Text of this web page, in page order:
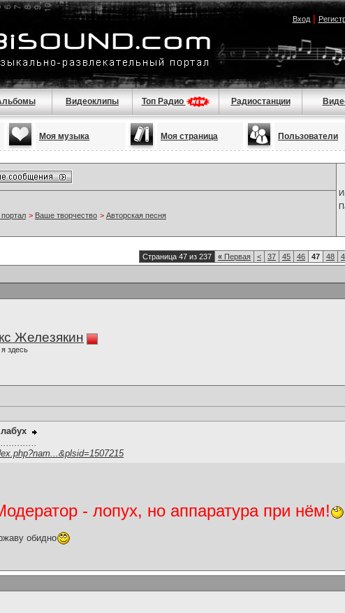
Вход|
Видеоклипы Топ Радио Радиостанции
Моя музыка Моя страница Пользователи
> Ваше творчество > Авторская песня
Страница 47 из 237 « Первая < 37 45 46 47 48
Железякин
здесь
- лопух, но аппаратура при нём!
обидно